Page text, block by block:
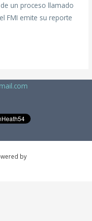
un proceso llamado
FMI emite su reporte
by